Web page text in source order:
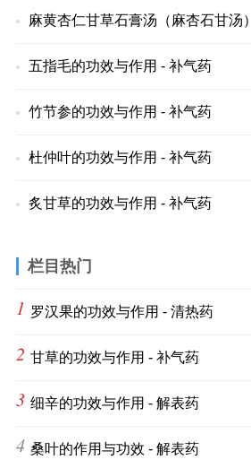
麻黄杏仁甘草石膏汤（麻杏石甘汤）
五指毛的功效与作用 - 补气药
竹节参的功效与作用 - 补气药
杜仲叶的功效与作用 - 补气药
炙甘草的功效与作用 - 补气药
栏目热门
1 罗汉果的功效与作用 - 清热药
2 甘草的功效与作用 - 补气药
3 细辛的功效与作用 - 解表药
4 桑叶的作用与功效 - 解表药